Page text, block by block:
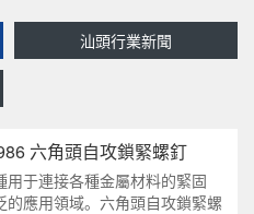
汕頭行業新聞
六角頭自攻鎖緊螺釘
用于連接各種金屬材料的緊固
的應用領域。六角頭自攻鎖緊螺